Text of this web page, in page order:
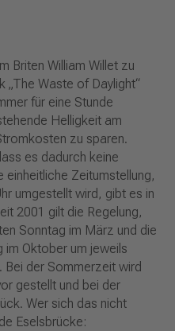
Briten William Willet zu
„The Waste of Daylight“
für eine Stunde
Helligkeit am
zu sparen.
es dadurch keine
einheitliche Zeitumstellung,
umgestellt wird, gibt es in
2001 gilt die Regelung,
Sonntag im März und die
Oktober um jeweils
Bei der Sommerzeit wird
gestellt und bei der
Wer sich das nicht
Eselsbrücke: